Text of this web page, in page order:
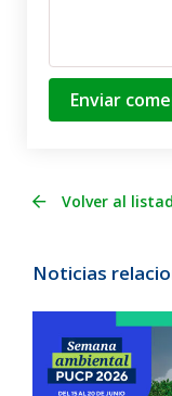
Enviar
Volver al
Noticias